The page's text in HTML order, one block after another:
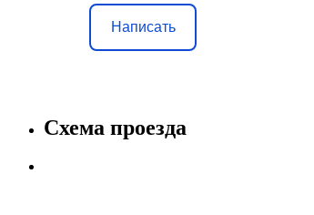
Написать
Схема проезда